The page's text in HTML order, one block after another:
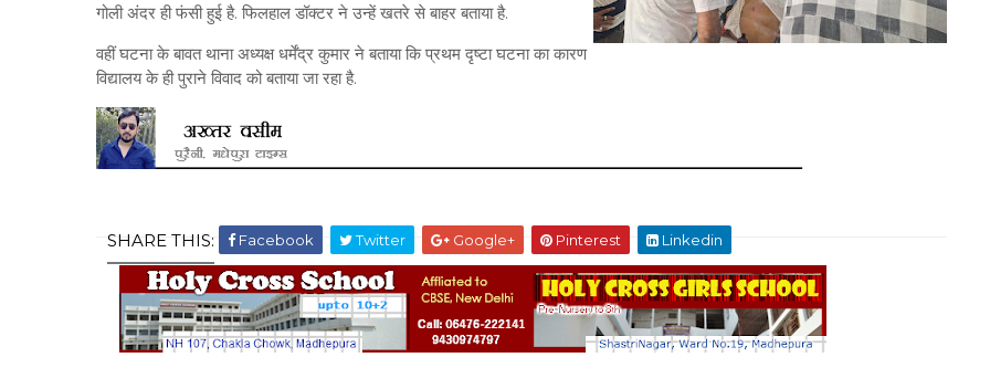
गोली अंदर ही फंसी हुई है. फिलहाल डॉक्टर ने उन्हें खतरे से बाहर बताया है.
वहीं घटना के बावत थाना अध्यक्ष धर्मेंद्र कुमार ने बताया कि प्रथम दृष्टा घटना का कारण
विद्यालय के ही पुराने विवाद को बताया जा रहा है.
SHARE THIS: Facebook Twitter Google+ Pinterest Linkedin